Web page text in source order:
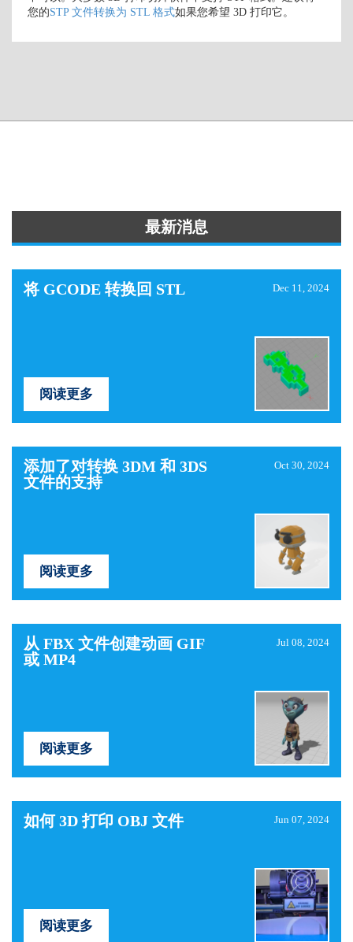
您的STP 文件转换为 STL 格式如果您希望 3D 打印它。
最新消息
将 GCODE 转换回 STL Dec 11, 2024
阅读更多
添加了对转换 3DM 和 3DS
文件的支持
Oct 30, 2024
阅读更多
从 FBX 文件创建动画 GIF
或 MP4
Jul 08, 2024
阅读更多
如何 3D 打印 OBJ 文件 Jun 07, 2024
阅读更多